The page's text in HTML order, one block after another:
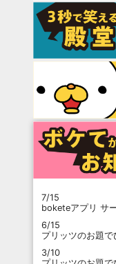
7/15
boketeアプリ サ
6/15
プリッツのお題
3/10